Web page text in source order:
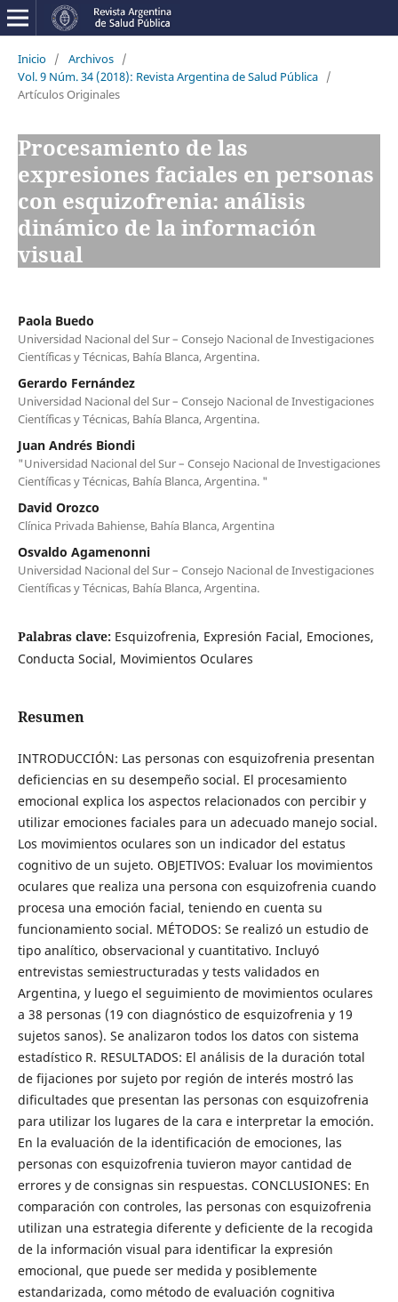
Inicio / Archivos /
Vol. 9 Núm. 34 (2018): Revista Argentina de Salud Pública /
Artículos Originales
Procesamiento de las
expresiones faciales en personas
con esquizofrenia: análisis
dinámico de la información
visual
Paola Buedo
Universidad Nacional del Sur – Consejo Nacional de Investigaciones
Científicas y Técnicas, Bahía Blanca, Argentina.
Gerardo Fernández
Universidad Nacional del Sur – Consejo Nacional de Investigaciones
Científicas y Técnicas, Bahía Blanca, Argentina.
Juan Andrés Biondi
"Universidad Nacional del Sur – Consejo Nacional de Investigaciones
Científicas y Técnicas, Bahía Blanca, Argentina. "
David Orozco
Clínica Privada Bahiense, Bahía Blanca, Argentina
Osvaldo Agamenonni
Universidad Nacional del Sur – Consejo Nacional de Investigaciones
Científicas y Técnicas, Bahía Blanca, Argentina.
Palabras clave: Esquizofrenia, Expresión Facial, Emociones,
Conducta Social, Movimientos Oculares
Resumen
INTRODUCCIÓN: Las personas con esquizofrenia presentan
deficiencias en su desempeño social. El procesamiento
emocional explica los aspectos relacionados con percibir y
utilizar emociones faciales para un adecuado manejo social.
Los movimientos oculares son un indicador del estatus
cognitivo de un sujeto. OBJETIVOS: Evaluar los movimientos
oculares que realiza una persona con esquizofrenia cuando
procesa una emoción facial, teniendo en cuenta su
funcionamiento social. MÉTODOS: Se realizó un estudio de
tipo analítico, observacional y cuantitativo. Incluyó
entrevistas semiestructuradas y tests validados en
Argentina, y luego el seguimiento de movimientos oculares
a 38 personas (19 con diagnóstico de esquizofrenia y 19
sujetos sanos). Se analizaron todos los datos con sistema
estadístico R. RESULTADOS: El análisis de la duración total
de fijaciones por sujeto por región de interés mostró las
dificultades que presentan las personas con esquizofrenia
para utilizar los lugares de la cara e interpretar la emoción.
En la evaluación de la identificación de emociones, las
personas con esquizofrenia tuvieron mayor cantidad de
errores y de consignas sin respuestas. CONCLUSIONES: En
comparación con controles, las personas con esquizofrenia
utilizan una estrategia diferente y deficiente de la recogida
de la información visual para identificar la expresión
emocional, que puede ser medida y posiblemente
estandarizada, como método de evaluación cognitiva